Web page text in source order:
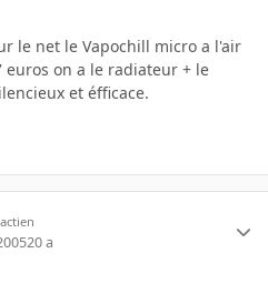
le net le Vapochill micro a l'air
on a le radiateur + le
et éfficace.
20 a